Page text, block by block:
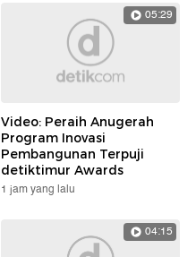
05:29
Video: Peraih Anugerah
Program Inovasi
Pembangunan Terpuji
detiktimur Awards
1 jam yang lalu
04:15